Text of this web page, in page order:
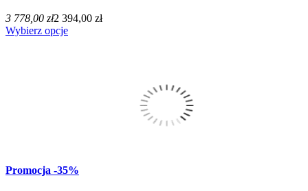
3 778,00 zł2 394,00 zł
Wybierz opcje
Promocja -35%